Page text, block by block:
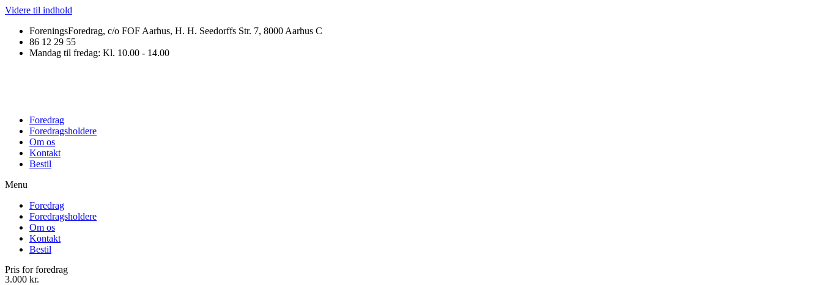
Videre til indhold
ForeningsForedrag, c/o FOF Aarhus, H. H. Seedorffs Str. 7, 8000 Aarhus C
86 12 29 55
Mandag til fredag: Kl. 10.00 - 14.00
Foredrag
Foredragsholdere
Om os
Kontakt
Bestil
Menu
Foredrag
Foredragsholdere
Om os
Kontakt
Bestil
Pris for foredrag
3.000 kr.